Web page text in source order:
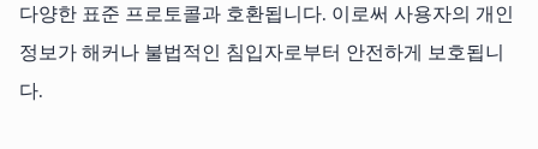
다양한 표준 프로토콜과 호환됩니다. 이로써 사용자의 개인
정보가 해커나 불법적인 침입자로부터 안전하게 보호됩니
다.